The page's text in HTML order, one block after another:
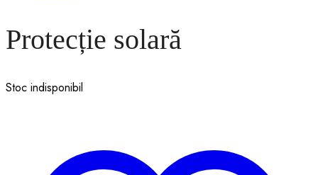
Protecție solară
Stoc indisponibil